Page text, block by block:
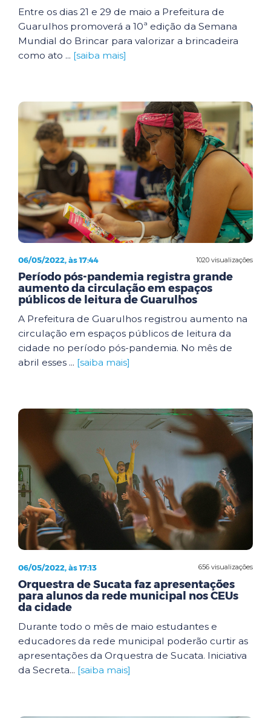
Entre os dias 21 e 29 de maio a Prefeitura de
Guarulhos promoverá a 10ª edição da Semana
Mundial do Brincar para valorizar a brincadeira
como ato ... [saiba mais]
1020 visualizações
06/05/2022, às 17:44
Período pós-pandemia registra grande
aumento da circulação em espaços
públicos de leitura de Guarulhos
A Prefeitura de Guarulhos registrou aumento na
circulação em espaços públicos de leitura da
cidade no período pós-pandemia. No mês de
abril esses ... [saiba mais]
656 visualizações
06/05/2022, às 17:13
Orquestra de Sucata faz apresentações
para alunos da rede municipal nos CEUs
da cidade
Durante todo o mês de maio estudantes e
educadores da rede municipal poderão curtir as
apresentações da Orquestra de Sucata. Iniciativa
da Secreta... [saiba mais]